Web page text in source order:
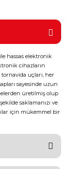
hassas elektronik
cihazların
uçları, her
sayesinde uzun
üretilmiş olup
saklamanızı ve
için mükemmel bir